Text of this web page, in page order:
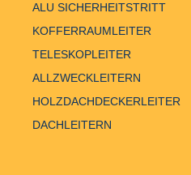
ALU SICHERHEITSTRITT
KOFFERRAUMLEITER
TELESKOPLEITER
ALLZWECKLEITERN
HOLZDACHDECKERLEITER
DACHLEITERN